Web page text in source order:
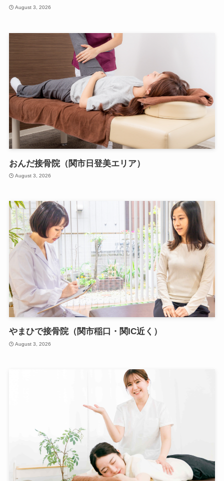
August 3, 2026
おんだ接骨院（関市日登美エリア）
August 3, 2026
やまひで接骨院（関市稲口・関IC近く）
August 3, 2026